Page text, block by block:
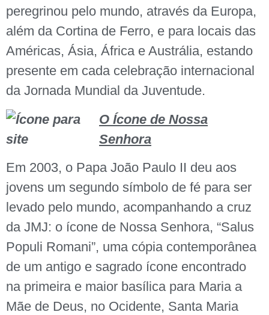
peregrinou pelo mundo, através da Europa,
além da Cortina de Ferro, e para locais das
Américas, Ásia, África e Austrália, estando
presente em cada celebração internacional
da Jornada Mundial da Juventude.
O Ícone de Nossa
Senhora
Em 2003, o Papa João Paulo II deu aos
jovens um segundo símbolo de fé para ser
levado pelo mundo, acompanhando a cruz
da JMJ: o ícone de Nossa Senhora, “Salus
Populi Romani”, uma cópia contemporânea
de um antigo e sagrado ícone encontrado
na primeira e maior basílica para Maria a
Mãe de Deus, no Ocidente, Santa Maria